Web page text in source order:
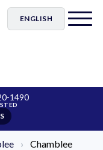
ENGLISH
1490
›
Chamblee